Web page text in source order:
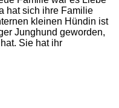
hat sich ihre Familie
kleinen Hündin ist
Junghund geworden,
Sie hat ihr